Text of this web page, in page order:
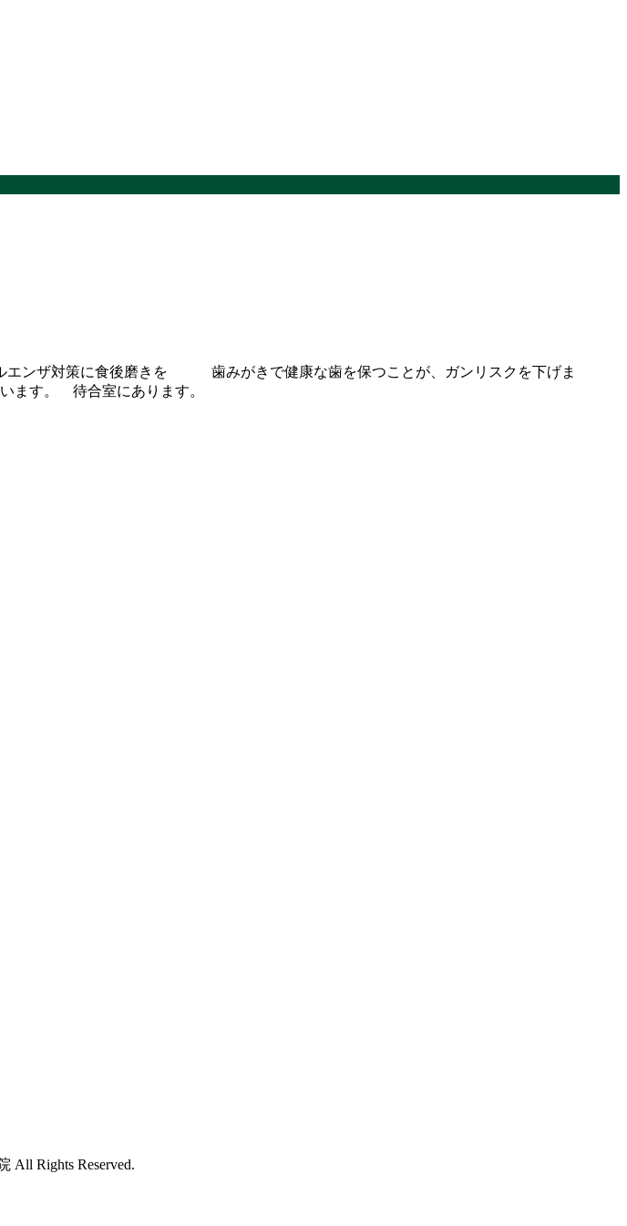
ンザ対策に食後磨きを 歯みがきで健康な歯を保つことが、ガンリスクを下げま
す。 待合室にあります。
Rights Reserved.